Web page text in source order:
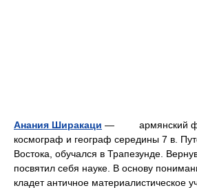
Анания Ширакаци — армянский
космограф и географ середины 7 в.
Востока, обучался в Трапезунде.
посвятил себя науке. В основу
кладет античное материалистическое